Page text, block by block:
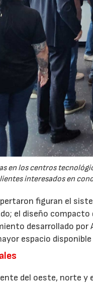
en los centros
interesados en
figuran el
el diseño
desarrollado
espacio
del oeste, norte y